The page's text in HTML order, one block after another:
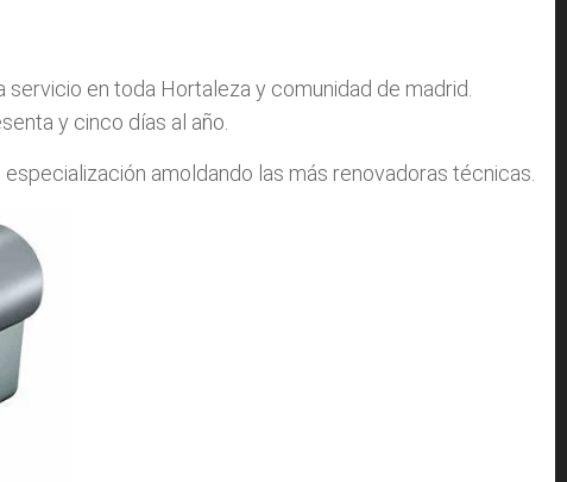
en toda Hortaleza y comunidad de madrid.
y cinco días al año.
amoldando las más renovadoras técnicas.